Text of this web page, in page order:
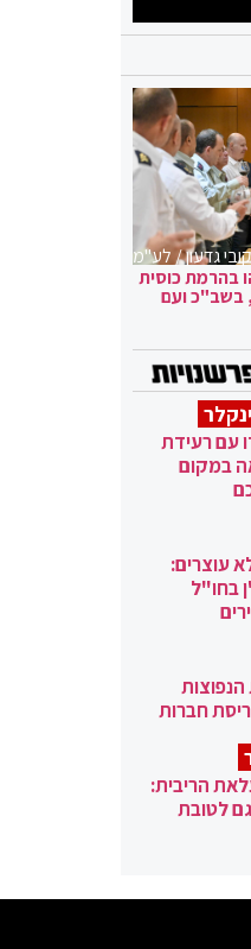
קובי גדעון / לע"מ
בהרמת כוסית
בשב"כ ועם
עם רעידת
במקום
עוצרים:
בחו"ל
הנפוצות
חברות
הריבית:
לטובת